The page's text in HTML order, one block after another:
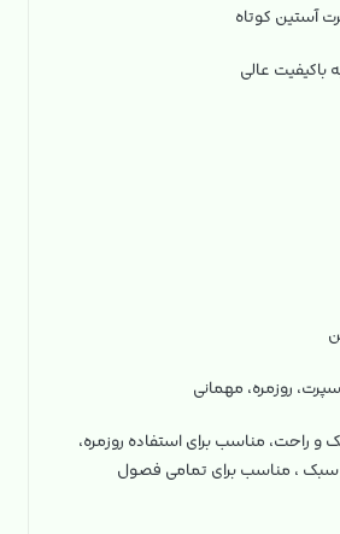
آستین کوتاه
باکیفیت عالی
روزمره، مهمانی
و راحت، مناسب برای استفاده روزمره،
سبک ، مناسب برای تمامی فصول